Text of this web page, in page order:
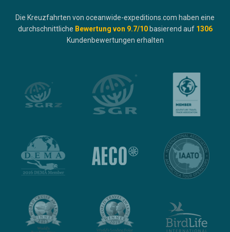
Die Kreuzfahrten von oceanwide-expeditions.com haben eine
durchschnittliche Bewertung von 9.7/10 basierend auf 1306
Kundenbewertungen erhalten